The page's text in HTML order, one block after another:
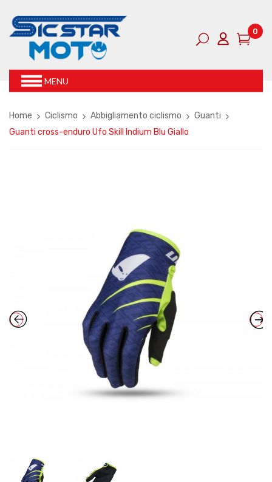
0
MENU
Home Ciclismo Abbigliamento ciclismo
Guanti
Guanti cross-enduro Ufo Skill Indium Blu Giallo